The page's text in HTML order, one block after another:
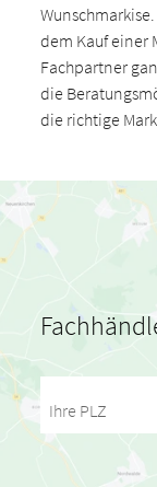
dem Kauf einer
Fachpartner
die
die richtige
Ihre PLZ